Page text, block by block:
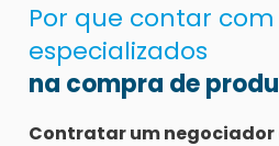
Por que contar
especializados
na compra de
Contratar um negociador